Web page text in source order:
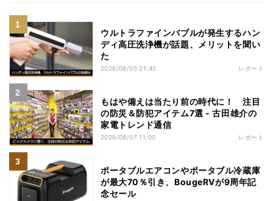
ウルトラファインバブルが発生するハン
ディ高圧洗浄機が話題、メリットを聞い
た
2026/08/05 21:45 レポート
もはや備えは当たり前の時代に！ 注目
の防災＆防犯アイテム7選 - 古田雄介の
家電トレンド通信
2026/08/07 11:00 レポート
ポータブルエアコンやポータブル冷蔵庫
が最大70％引き、BougeRVが9周年記
念セール